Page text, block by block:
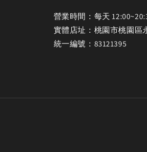
營業時間：每天
實體店址：桃園市桃園區
統一編號：83121395